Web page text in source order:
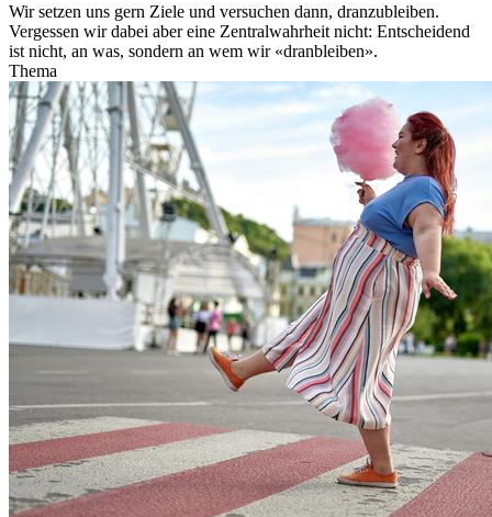
Wir setzen uns gern Ziele und versuchen dann, dranzubleiben.
Vergessen wir dabei aber eine Zentralwahrheit nicht: Entscheidend
ist nicht, an was, sondern an wem wir «dranbleiben».
Thema